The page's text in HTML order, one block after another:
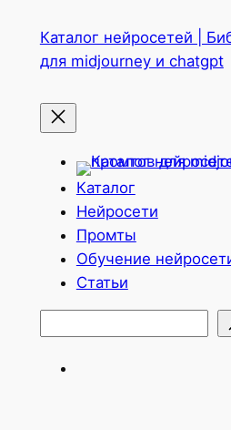
содержимому
Каталог нейросетей |
для midjourney и chatgpt
Каталог
Нейросети
Промты
Обучение
Статьи